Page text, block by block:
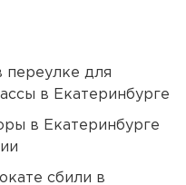
для
в Екатеринбурге
в Екатеринбурге
сбили в